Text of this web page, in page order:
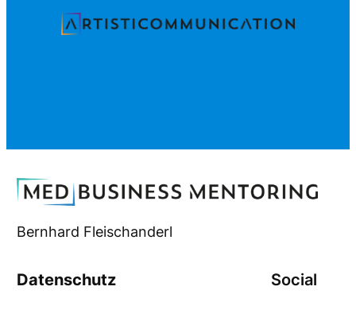
Bernhard Fleischanderl
Datenschutz Social